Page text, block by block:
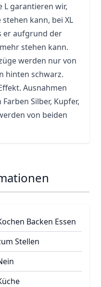
L garantieren wir,
kann, bei XL
er aufgrund der
stehen kann.
werden nur von
hinten schwarz.
Ausnahmen
Silber, Kupfer,
von beiden
Backen Essen
Stellen